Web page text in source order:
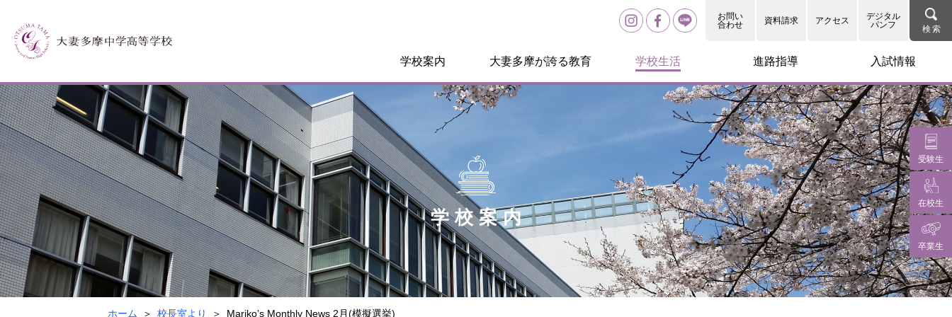
お問い
合わせ
資料請求 アクセス
デジタル
パンフ
学校案内 大妻多摩が誇る教育 学校生活 進路指導 入試情報
受験生
在校生
卒業生
学校案内
ホーム 校長室より Mariko’s Monthly News 2月(模擬選挙)